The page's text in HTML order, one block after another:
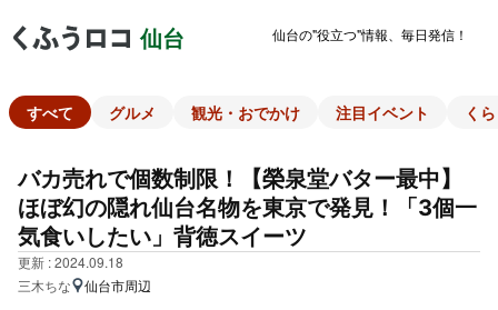
仙台 仙台の"役立つ"情報、毎日発信！
すべて グルメ 観光・おでかけ 注目イベント く
バカ売れで個数制限！【榮泉堂バター最中】
ほぼ幻の隠れ仙台名物を東京で発見！「3個一
気食いしたい」背徳スイーツ
更新 : 2024.09.18
三木ちな
仙台市周辺